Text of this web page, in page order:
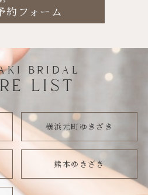
約フォーム
BRIDAL
LIST
横浜元町ゆきざき
熊本ゆきざき